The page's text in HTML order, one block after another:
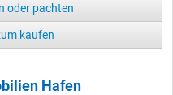
oder pachten
kaufen
Hafen